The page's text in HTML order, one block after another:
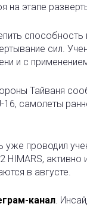
на этапе
сил.
и с
Тайваня
16, самолеты
уже проводил
HIMARS,
в августе.
канал.